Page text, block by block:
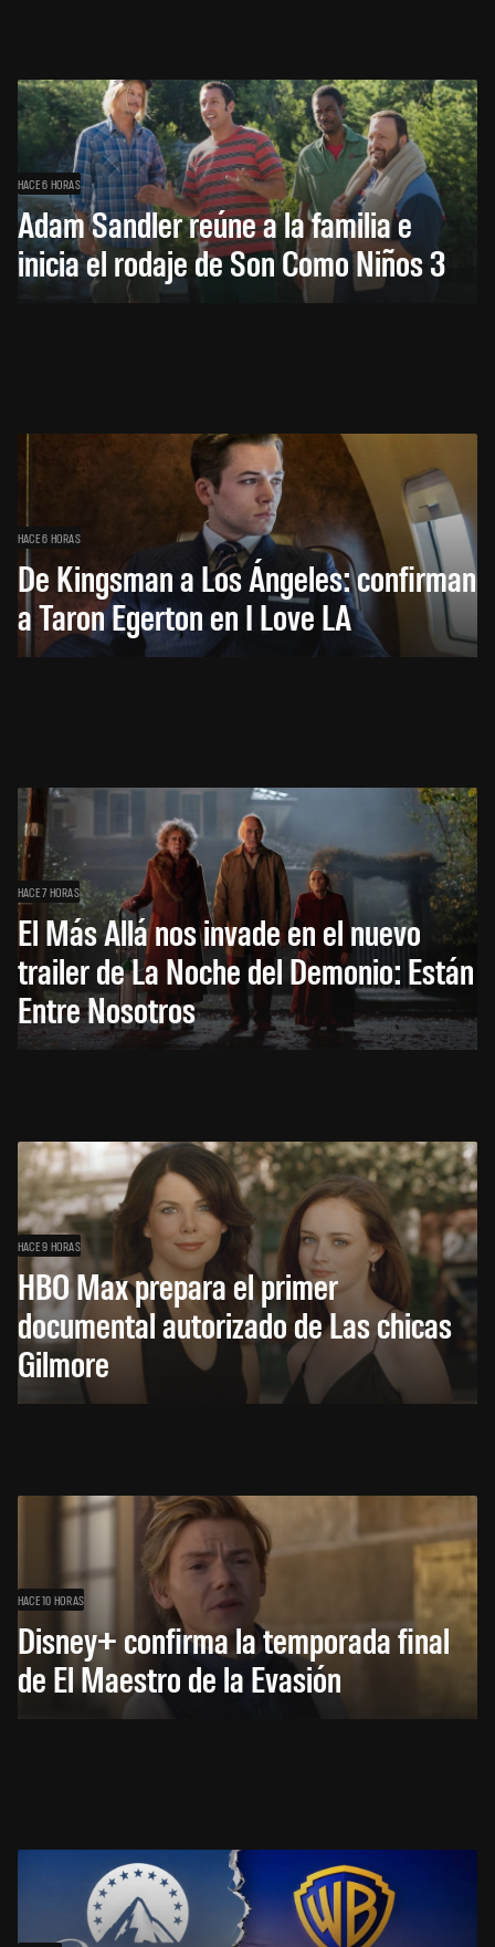
HACE 6 HORAS
Adam Sandler reúne a la familia e
inicia el rodaje de Son Como Niños 3
HACE 6 HORAS
De Kingsman a Los Ángeles: confirman
a Taron Egerton en I Love LA
HACE 7 HORAS
El Más Allá nos invade en el nuevo
trailer de La Noche del Demonio: Están
Entre Nosotros
HACE 9 HORAS
HBO Max prepara el primer
documental autorizado de Las chicas
Gilmore
HACE 10 HORAS
Disney+ confirma la temporada final
de El Maestro de la Evasión